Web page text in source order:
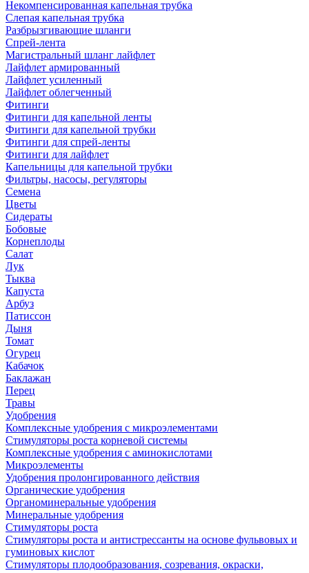
Некомпенсированная капельная трубка
Слепая капельная трубка
Разбрызгивающие шланги
Спрей-лента
Магистральный шланг лайфлет
Лайфлет армированный
Лайфлет усиленный
Лайфлет облегченный
Фитинги
Фитинги для капельной ленты
Фитинги для капельной трубки
Фитинги для спрей-ленты
Фитинги для лайфлет
Капельницы для капельной трубки
Фильтры, насосы, регуляторы
Семена
Цветы
Сидераты
Бобовые
Корнеплоды
Салат
Лук
Тыква
Капуста
Арбуз
Патиссон
Дыня
Томат
Огурец
Кабачок
Баклажан
Перец
Травы
Удобрения
Комплексные удобрения с микроэлементами
Стимуляторы роста корневой системы
Комплексные удобрения с аминокислотами
Микроэлементы
Удобрения пролонгированного действия
Органические удобрения
Органоминеральные удобрения
Минеральные удобрения
Стимуляторы роста
Стимуляторы роста и антистрессанты на основе фульвовых и
гуминовых кислот
Стимуляторы плодообразования, созревания, окраски,